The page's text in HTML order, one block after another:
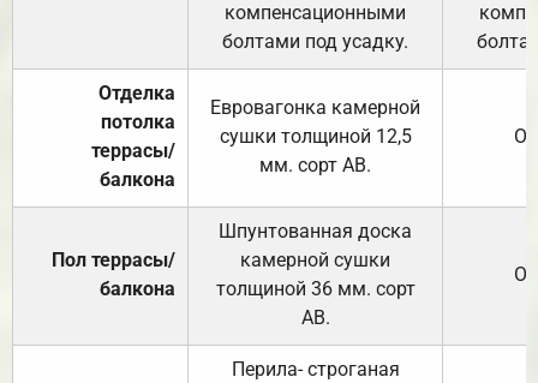
компенсационными
болтами под усадку.
Отделка
потолка
террасы/
балкона
Евровагонка камерной
сушки толщиной 12,5
мм. сорт АВ.
Пол террасы/
балкона
Шпунтованная доска
камерной сушки
толщиной 36 мм. сорт
АВ.
Перила- строганая